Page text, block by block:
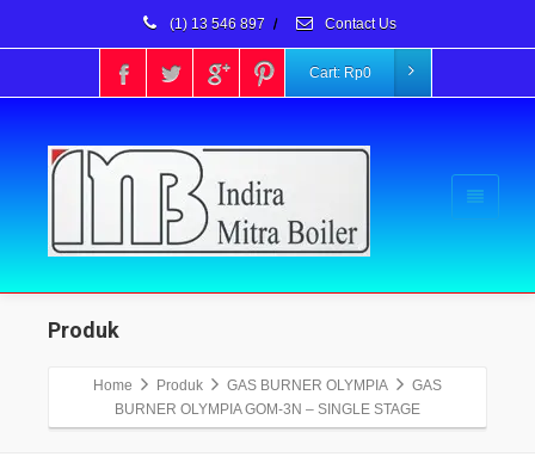
(1) 13 546 897 / Contact Us
Cart: Rp0
Produk
Home Produk GAS BURNER OLYMPIA
GAS
BURNER OLYMPIA GOM-3N – SINGLE STAGE